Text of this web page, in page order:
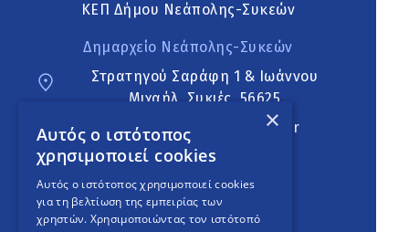
ΚΕΠ Δήμου Νεάπολης-Συκεών
Δημαρχείο Νεάπολης-Συκεών
Στρατηγού Σαράφη 1 & Ιωάννου
Μιχαήλ, Συκιές, 56625
neapoli.sykies@ddt.gov.gr
Ακολουθήστε
×
Αυτός ο ιστότοπος
χρησιμοποιεί cookies
Αυτός ο ιστότοπος χρησιμοποιεί cookies
για τη βελτίωση της εμπειρίας των
χρηστών. Χρησιμοποιώντας τον ιστότοπό